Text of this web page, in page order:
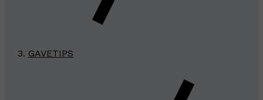
GAVETIPS